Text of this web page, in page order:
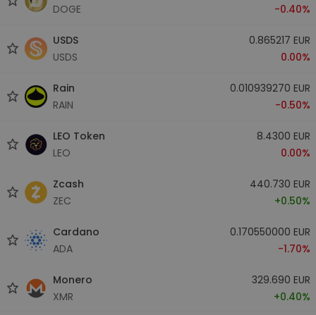
DOGE
-0.40%
USDS
USDS
0.865217 EUR
0.00%
Rain
RAIN
0.010939270 EUR
-0.50%
LEO Token
LEO
8.4300 EUR
0.00%
Zcash
ZEC
440.730 EUR
+0.50%
Cardano
ADA
0.170550000 EUR
-1.70%
Monero
XMR
329.690 EUR
+0.40%